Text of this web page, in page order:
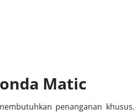
Matic
penanganan khusus.